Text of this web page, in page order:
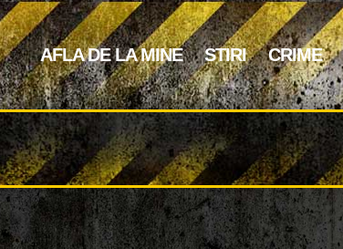
AFLA DE LA MINE STIRI CRIME